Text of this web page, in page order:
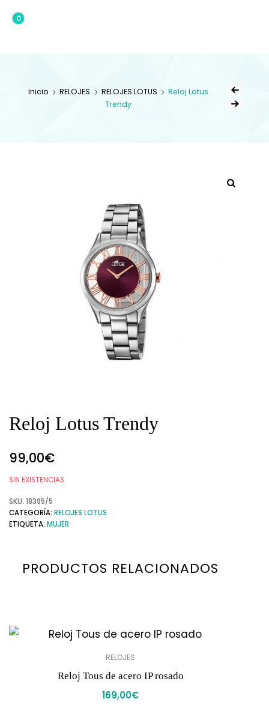
0,00€
0
Inicio RELOJES RELOJES LOTUS
Reloj Lotus
Trendy
Reloj Lotus Trendy
99,00€
SIN EXISTENCIAS
SKU: 18395/5
CATEGORÍA: RELOJES LOTUS
ETIQUETA: MUJER
PRODUCTOS RELACIONADOS
RELOJES
Reloj Tous de acero IP rosado
169,00€